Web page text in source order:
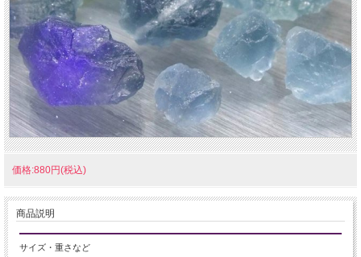
価格:880円(税込)
商品説明
サイズ・重さなど